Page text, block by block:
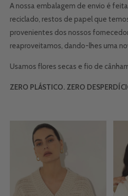
A nossa embalagem de envio é
reciclado, restos de papel que
provenientes dos nossos
reaproveitamos, dando-lhes uma
Usamos flores secas e fio de
ZERO PLÁSTICO. ZERO